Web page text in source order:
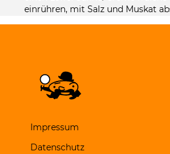
einrühren, mit Salz und Muskat
Impressum
Datenschutz